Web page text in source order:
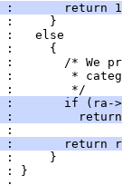
:       return
:     }
:   else
:     {
/* We
*
:        */
:       if (ra-
:
:
:       return
:     }
: }